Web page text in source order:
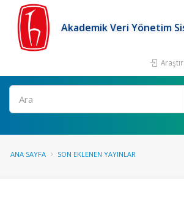
Akademik Veri Yönetim
Ara
ANA SAYFA SON EKLENEN YAYINLAR